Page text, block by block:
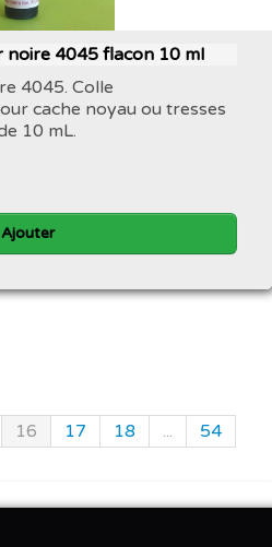
4045 flacon 10 ml
4045. Colle
cache noyau ou tresses
10 mL.
Ajouter
16 17 18 ...
54